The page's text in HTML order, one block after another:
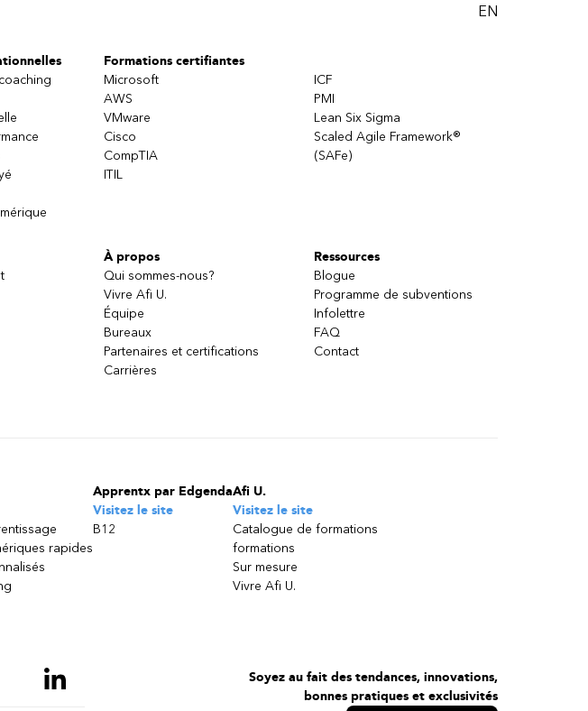
EN
Formations certifiantes
Microsoft
AWS
VMware
Cisco
CompTIA
ITIL
ICF
PMI
Lean Six Sigma
Scaled Agile Framework®
(SAFe)
À propos
Qui sommes-nous?
Vivre Afi U.
Équipe
Bureaux
Partenaires et certifications
Carrières
Ressources
Blogue
Programme de subventions
Infolettre
FAQ
Contact
rapides
Apprentx par Edgenda
Visitez le site
B12
Afi U.
Visitez le site
Catalogue de formations
formations
Sur mesure
Vivre Afi U.
Soyez au fait des tendances, innovations,
bonnes pratiques et exclusivités